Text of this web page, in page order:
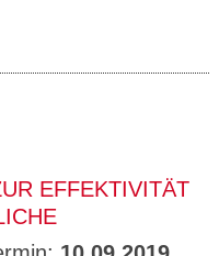
EFFEKTIVITÄT